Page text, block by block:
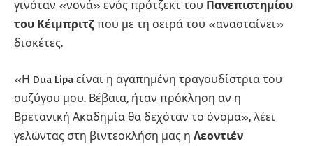
γινόταν «νονά» ενός πρότζεκτ του Πανεπιστημίου
του Κέιμπριτζ που με τη σειρά του «ανασταίνει»
δισκέτες.
«Η Dua Lipa είναι η αγαπημένη τραγουδίστρια του
συζύγου μου. Βέβαια, ήταν πρόκληση αν η
Βρετανική Ακαδημία θα δεχόταν το όνομα», λέει
γελώντας στη βιντεοκλήση μας η Λεοντιέν